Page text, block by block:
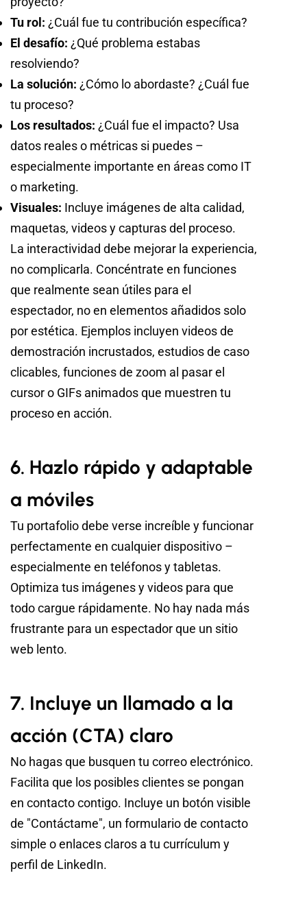
Tu rol: ¿Cuál fue tu contribución específica?
El desafío: ¿Qué problema estabas
resolviendo?
La solución: ¿Cómo lo abordaste? ¿Cuál fue
tu proceso?
Los resultados: ¿Cuál fue el impacto? Usa
datos reales o métricas si puedes –
especialmente importante en áreas como IT
o marketing.
Visuales: Incluye imágenes de alta calidad,
maquetas, videos y capturas del proceso.
La interactividad debe mejorar la experiencia,
no complicarla. Concéntrate en funciones
que realmente sean útiles para el
espectador, no en elementos añadidos solo
por estética. Ejemplos incluyen videos de
demostración incrustados, estudios de caso
clicables, funciones de zoom al pasar el
cursor o GIFs animados que muestren tu
proceso en acción.
6. Hazlo rápido y adaptable
a móviles
Tu portafolio debe verse increíble y funcionar
perfectamente en cualquier dispositivo –
especialmente en teléfonos y tabletas.
Optimiza tus imágenes y videos para que
todo cargue rápidamente. No hay nada más
frustrante para un espectador que un sitio
web lento.
7. Incluye un llamado a la
acción (CTA) claro
No hagas que busquen tu correo electrónico.
Facilita que los posibles clientes se pongan
en contacto contigo. Incluye un botón visible
de "Contáctame", un formulario de contacto
simple o enlaces claros a tu currículum y
perfil de LinkedIn.